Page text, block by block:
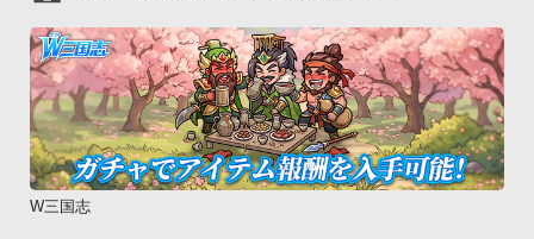
■対応OS
Android OS 2.3 / 3.0 / 3.1 / 3.2 / 4.0 / 4.1 / 4.2 / 4.3 / 4.4
■無料版の制限
・本アプリアイコンを隠す機能
・偽の強制終了画面起動
・自動バックアップ
W三国志